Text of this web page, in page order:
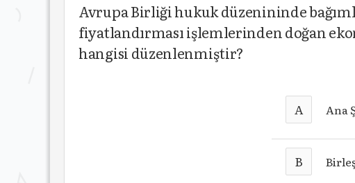
Avrupa Birliği hukuk düzenininde
fiyatlandırması işlemlerinden doğan
hangisi düzenlenmiştir?
A Ana
B